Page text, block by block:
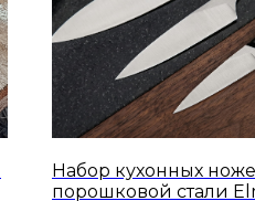
Набор кухонных
порошковой стали